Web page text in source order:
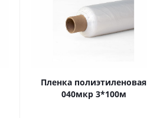
Пленка полиэтиленовая
040мкр 3*100м